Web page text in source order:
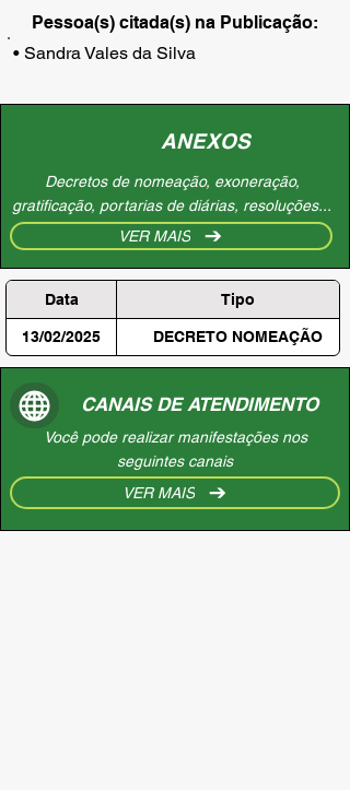
Pessoa(s) citada(s) na Publicação:
• Sandra Vales da Silva
ANEXOS
Decretos de nomeação, exoneração,
gratificação, portarias de diárias, resoluções...
VER MAIS
Data Tipo
13/02/2025 DECRETO NOMEAÇÃO
CANAIS DE ATENDIMENTO
Você pode realizar manifestações nos
seguintes canais
VER MAIS